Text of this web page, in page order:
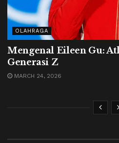
OLAHRAGA
Mengenal Eileen Gu:
Generasi Z
MARCH 24, 2026